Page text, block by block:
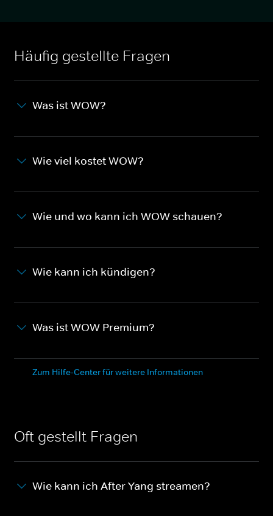
Häufig gestellte Fragen
Was ist WOW?
Wie viel kostet WOW?
Wie und wo kann ich WOW schauen?
Wie kann ich kündigen?
Was ist WOW Premium?
Zum Hilfe-Center für weitere Informationen
Oft gestellt Fragen
Wie kann ich After Yang streamen?